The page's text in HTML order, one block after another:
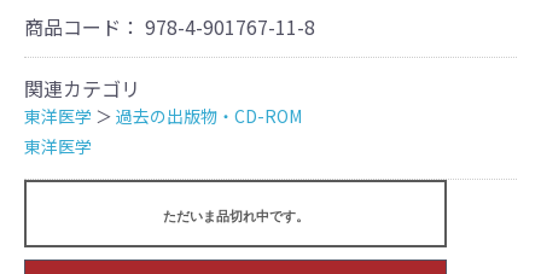
商品コード： 978-4-901767-11-8
関連カテゴリ
東洋医学 ＞ 過去の出版物・CD-ROM
東洋医学
ただいま品切れ中です。